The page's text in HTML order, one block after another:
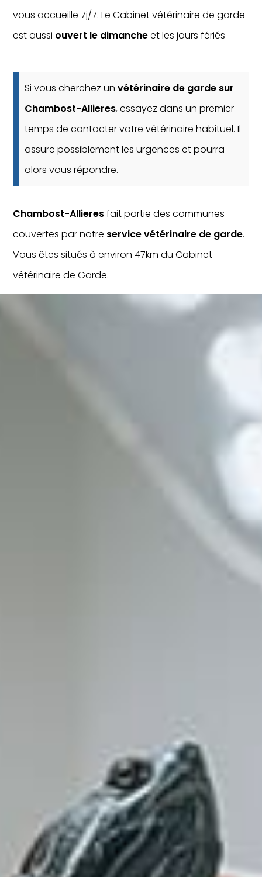
vous accueille 7j/7. Le Cabinet vétérinaire de garde
est aussi ouvert le dimancheet les jours fériés
Si vous cherchez unvétérinaire de garde sur
Chambost-Allieres, essayez dans un premier
temps de contacter votre vétérinaire habituel. Il
assure possiblement les urgences et pourra
alors vous répondre.
Chambost-Allieresfait partie des communes
couvertes par notre service vétérinaire de garde.
Vous êtes situés à environ 47km du Cabinet
vétérinaire de Garde.